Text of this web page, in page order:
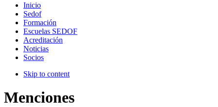
Inicio
Sedof
Formación
Escuelas SEDOF
Acreditación
Noticias
Socios
Skip to content
Menciones